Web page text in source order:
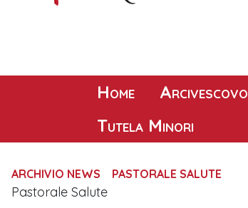
Home Arcivescovo
Tutela Minori
ARCHIVIO NEWS PASTORALE SALUTE
Pastorale Salute